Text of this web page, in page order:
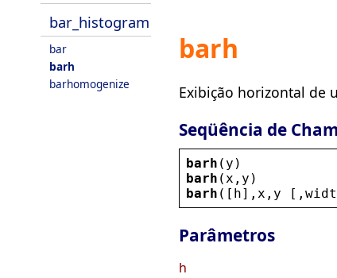
bar_histogram
bar
barh
barhomogenize
barh
Exibição horizontal de
Seqüência de
barh ( y )
barh ( x , y )
barh ([ h], x , y [,
Parâmetros
h